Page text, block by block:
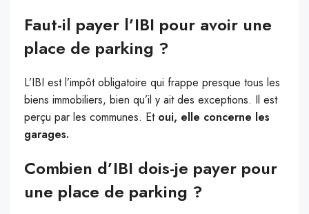
Faut-il payer l’IBI pour avoir une
place de parking ?
L’IBI est l’impôt obligatoire qui frappe presque tous les
biens immobiliers, bien qu’il y ait des exceptions. Il est
perçu par les communes. Etoui, elle concerne les
garages.
Combien d’IBI dois-je payer pour
une place de parking ?